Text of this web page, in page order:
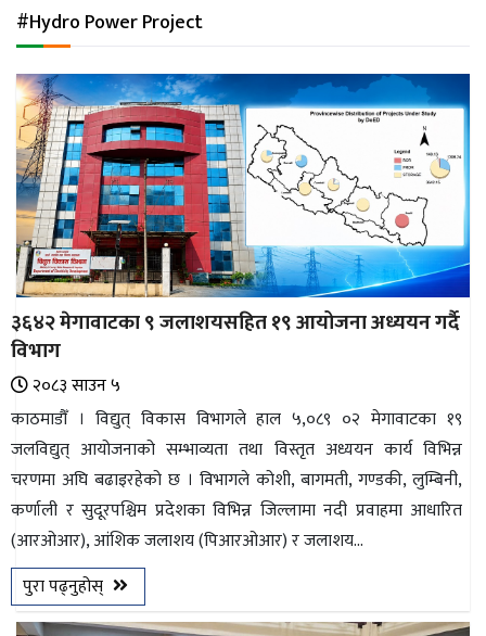
जलवायु
ऊर्जा
दक्षता
उहिलेकाे
खबर
हरित
हाइड्रोजन
इभी
सम्पादकीय
बैंक
पर्यटन
भिडियो
छापा
खोज
#Hydro Power Project
३६४२ मेगावाटका ९ जलाशयसहित १९ आयोजना अध्ययन गर्दै
विभाग
२०८३ साउन ५
काठमाडौँ । विद्युत् विकास विभागले हाल ५,०८९‍ ०२ मेगावाटका १९
जलविद्युत् आयोजनाको सम्भाव्यता तथा विस्तृत अध्ययन कार्य विभिन्न
चरणमा अघि बढाइरहेको छ । विभागले कोशी, बागमती, गण्डकी, लुम्बिनी,
कर्णाली र सुदूरपश्चिम प्रदेशका विभिन्न जिल्लामा नदी प्रवाहमा आधारित
(आरओआर), आंशिक जलाशय (पिआरओआर) र जलाशय...
पुरा पढ्नुहोस्